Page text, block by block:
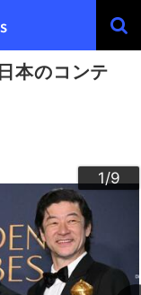
本のコンテ
1/9
2/9
3/9
4/9
5/9
6/9
7/9
8/9
9/9